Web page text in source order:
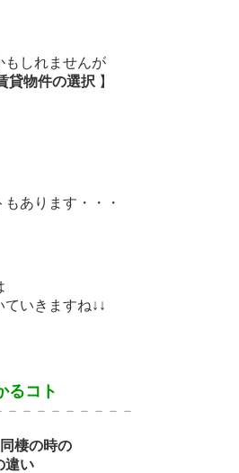
もしれませんが
貸物件の選択 】
あります・・・
いきますね↓↓
るコト
－－ －－－－－－－
棲の時の
違い